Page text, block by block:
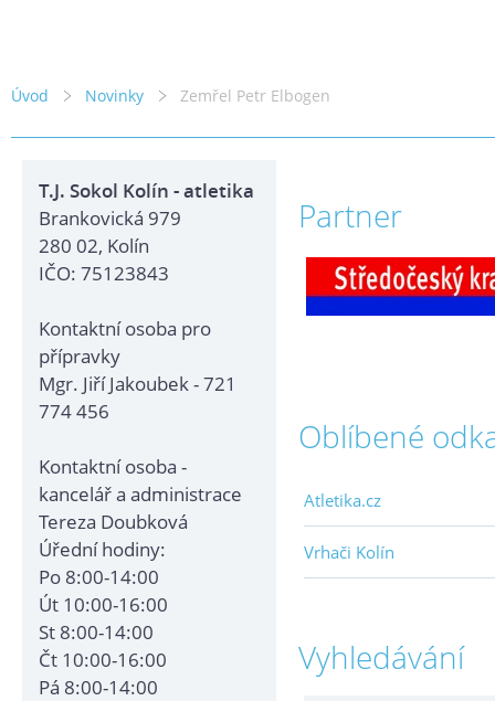
Úvod Novinky Zemřel Petr Elbogen
T.J. Sokol Kolín - atletika
Brankovická 979
280 02, Kolín
IČO: 75123843
Kontaktní osoba pro
přípravky
Mgr. Jiří Jakoubek - 721
774 456
Kontaktní osoba -
kancelář a administrace
Tereza Doubková
Úřední hodiny:
Po 8:00-14:00
Út 10:00-16:00
St 8:00-14:00
Čt 10:00-16:00
Pá 8:00-14:00
Partner
Oblíbené
Atletika.cz
Vrhači Kolín
Vyhledávání